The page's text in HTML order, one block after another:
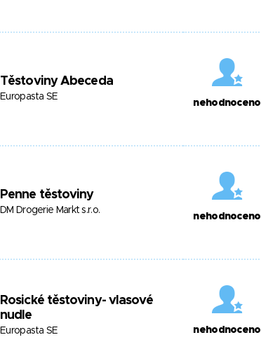
Těstoviny Abeceda
Europasta SE
nehodnoceno
Penne těstoviny
DM Drogerie Markt s.r.o.
nehodnoceno
Rosické těstoviny- vlasové
nudle
Europasta SE nehodnoceno